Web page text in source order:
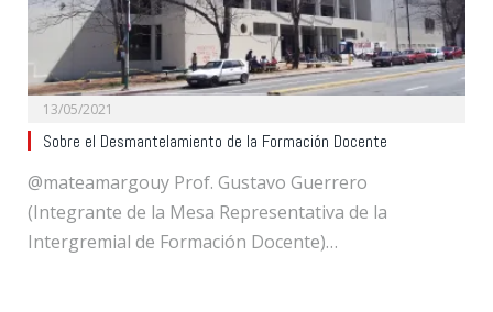
13/05/2021
Sobre el Desmantelamiento de la Formación Docente
@mateamargouy Prof. Gustavo Guerrero
(Integrante de la Mesa Representativa de la
Intergremial de Formación Docente)…